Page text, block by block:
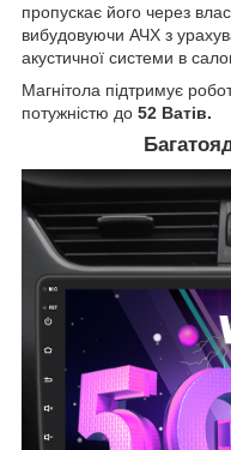
пропускає його через
вибудовуючи АЧХ з
акустичної системи в
Магнітола підтримує
потужністю до 52 Ватів.